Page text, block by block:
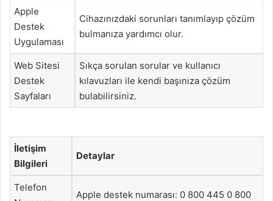
Apple
Destek
Uygulaması
Cihazınızdaki sorunları tanımlayıp çözüm
bulmanıza yardımcı olur.
Web Sitesi
Destek
Sayfaları
Sıkça sorulan sorular ve kullanıcı
kılavuzları ile kendi başınıza çözüm
bulabilirsiniz.
İletişim
Bilgileri
Detaylar
Telefon
Apple destek numarası: 0 800 445 0 800